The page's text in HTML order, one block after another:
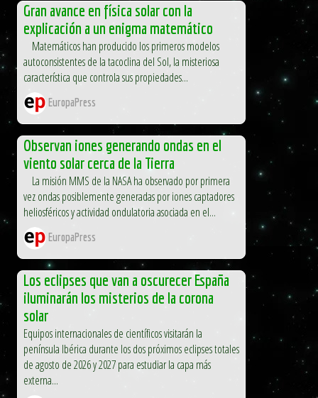
Gran avance en física solar con la
explicación a un enigma matemático
Matemáticos han producido los primeros modelos
autoconsistentes de la tacoclina del Sol, la misteriosa
característica que controla sus propiedades...
EuropaPress
Observan iones generando ondas en el
viento solar cerca de la Tierra
La misión MMS de la NASA ha observado por primera
vez ondas posiblemente generadas por iones captadores
heliosféricos y actividad ondulatoria asociada en el...
EuropaPress
Los eclipses que van a oscurecer España
iluminarán los misterios de la corona
solar
Equipos internacionales de científicos visitarán la
península Ibérica durante los dos próximos eclipses totales
de agosto de 2026 y 2027 para estudiar la capa más
externa...